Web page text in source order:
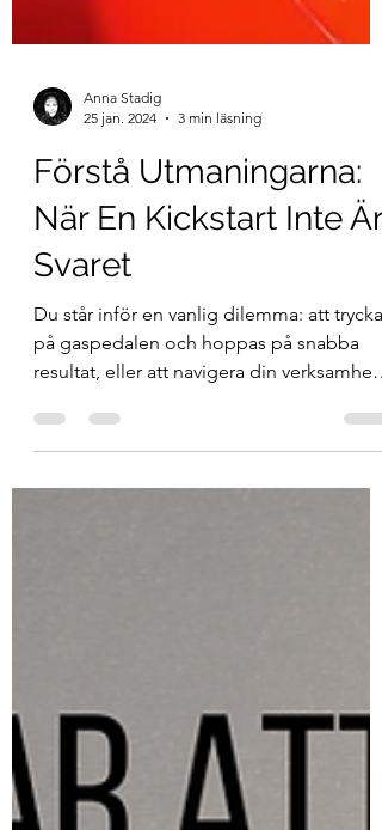
Anna Stadig
25 jan. 2024
3 min läsning
Förstå Utmaningarna:
När En Kickstart Inte Är
Svaret
Du står inför en vanlig dilemma: att trycka
resultat, eller att navigera din verksamhet
med eftertanke...